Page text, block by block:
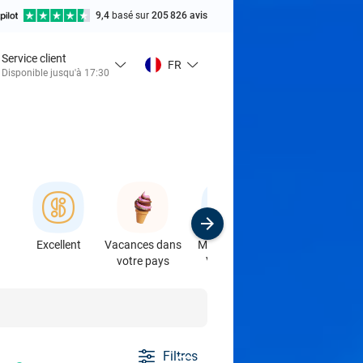
9,4 basé sur 205 826 avis
Service client
Disponible jusqu'à 17:30
FR
Excellent
Vacances dans
votre pays
Magasins &
Voitures
Filtres